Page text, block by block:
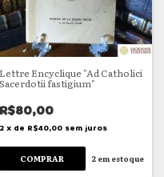
Lettre Encyclique "Ad Catholici
Sacerdotii fastigium"
R$80,00
2 x de R$40,00 sem juros
2 em estoque